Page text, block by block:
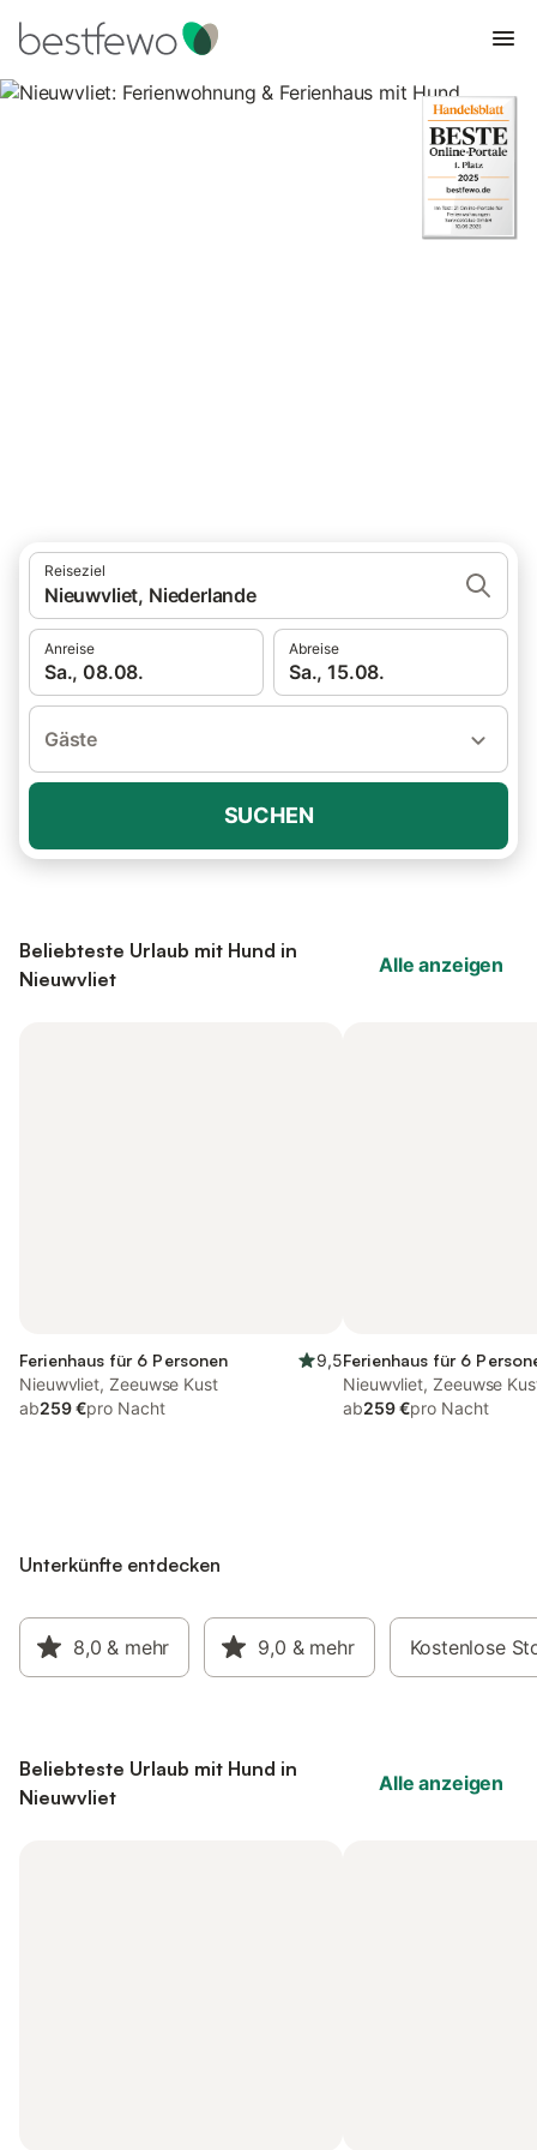
Reiseziel
Nieuwvliet, Niederlande
Anreise
Sa., 08.08.
Abreise
Sa., 15.08.
Gäste
SUCHEN
Beliebteste Urlaub mit Hund in
Nieuwvliet
Alle anzeigen
Ferienhaus für 6 Personen
9,5
Nieuwvliet, Zeeuwse Kust
ab259 €pro Nacht
Ferienhaus für 6
Nieuwvliet, Zeeuwse
ab259 €pro Nacht
Unterkünfte entdecken
8,0 & mehr 9,0 & mehr Kostenlose
Beliebteste Urlaub mit Hund in
Nieuwvliet
Alle anzeigen